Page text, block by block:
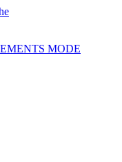
MODE